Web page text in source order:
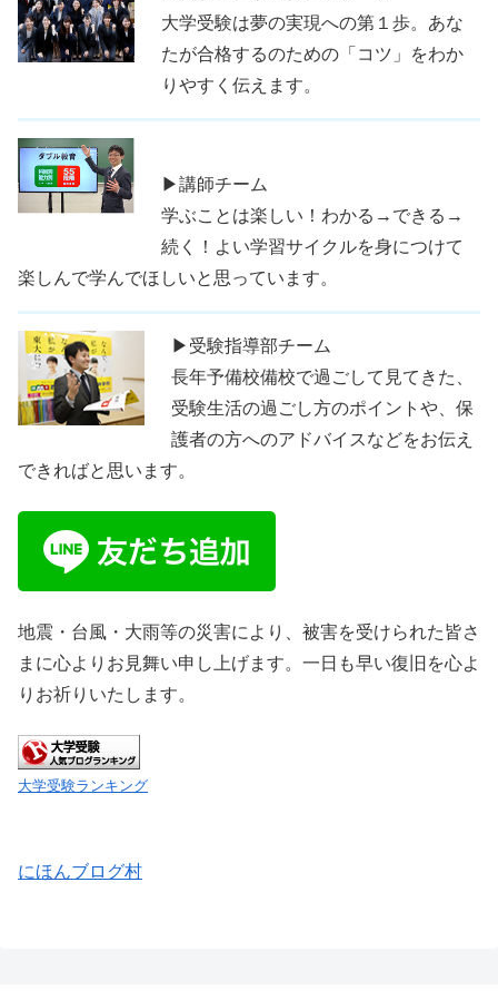
大学受験は夢の実現への第１歩。あな
たが合格するのための「コツ」をわか
りやすく伝えます。
▶講師チーム
学ぶことは楽しい！わかる→できる→
続く！よい学習サイクルを身につけて
楽しんで学んでほしいと思っています。
▶受験指導部チーム
長年予備校備校で過ごして見てきた、
受験生活の過ごし方のポイントや、保
護者の方へのアドバイスなどをお伝え
できればと思います。
地震・台風・大雨等の災害により、被害を受けられた皆さ
まに心よりお見舞い申し上げます。一日も早い復旧を心よ
りお祈りいたします。
大学受験ランキング
にほんブログ村